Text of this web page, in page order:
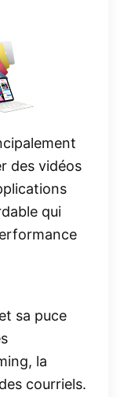
des vidéos
qui
sa puce
la
courriels.